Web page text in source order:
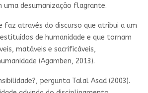
uma desumanização flagrante.
faz através do discurso que atribui a um
de humanidade e que tornam
matáveis e sacrificáveis,
(Agamben, 2013).
pergunta Talal Asad (2003).